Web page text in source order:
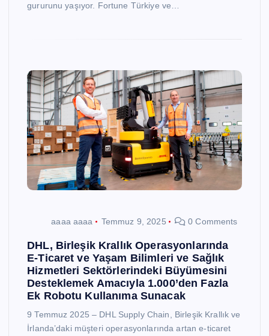
gururunu yaşıyor. Fortune Türkiye ve…
aaaa aaaa Temmuz 9, 2025 0 Comments
DHL, Birleşik Krallık Operasyonlarında
E-Ticaret ve Yaşam Bilimleri ve Sağlık
Hizmetleri Sektörlerindeki Büyümesini
Desteklemek Amacıyla 1.000’den Fazla
Ek Robotu Kullanıma Sunacak
9 Temmuz 2025 – DHL Supply Chain, Birleşik Krallık ve
İrlanda’daki müşteri operasyonlarında artan e-ticaret